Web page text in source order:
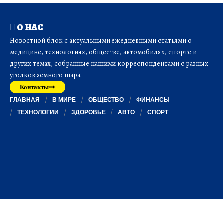
О НАС
Новостной блок с актуальными ежедневными статьями о
медицине, технологиях, обществе, автомобилях, спорте и
других темах, собранные нашими корреспондентами с разных
уголков земного шара.
Контакты
ГЛАВНАЯ В МИРЕ ОБЩЕСТВО
ФИНАНСЫ
ТЕХНОЛОГИИ
ЗДОРОВЬЕ АВТО СПОРТ